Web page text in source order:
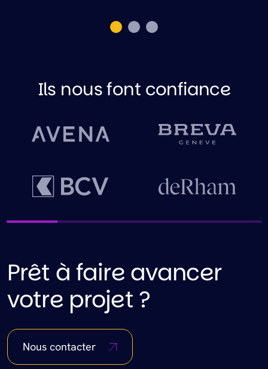
Ils nous font confiance
Prêt à faire avancer
votre projet ?
Nous contacter